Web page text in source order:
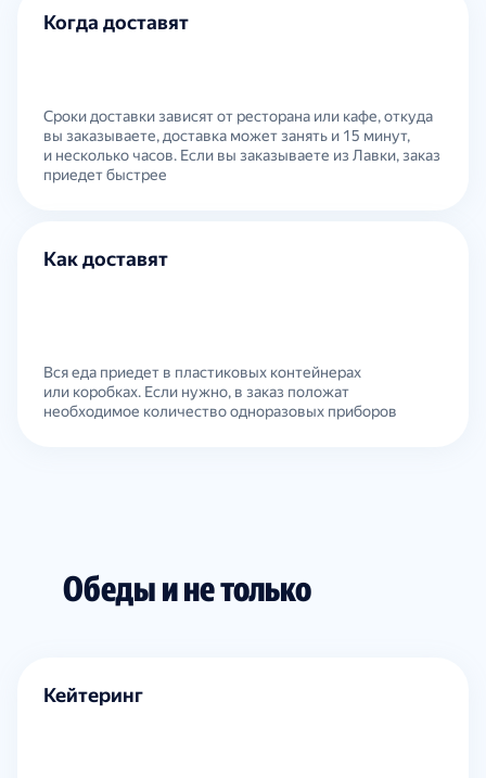
Когда доставят
Сроки доставки зависят от ресторана или кафе, откуда
вы заказываете, доставка может занять и 15 минут,
и несколько часов. Если вы заказываете из Лавки, заказ
приедет быстрее
Как доставят
Вся еда приедет в пластиковых контейнерах
или коробках. Если нужно, в заказ положат
необходимое количество одноразовых приборов
Обеды и не только
Кейтеринг